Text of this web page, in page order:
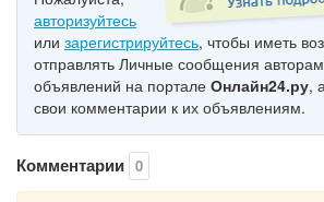
авторизуйтесь
или зарегистрируйтесь, чтобы иметь
отправлять Личные сообщения
объявлений на портале Онлайн24.ру,
свои комментарии к их объявлениям.
Комментарии 0